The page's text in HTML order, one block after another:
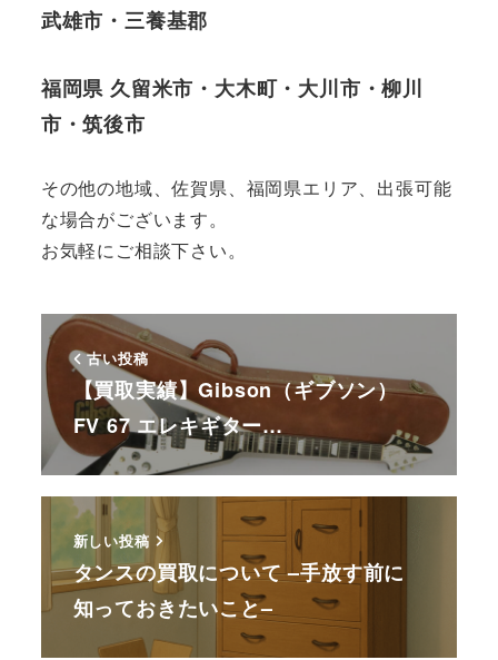
武雄市・三養基郡
福岡県 久留米市・大木町・大川市・柳川
市・筑後市
その他の地域、佐賀県、福岡県エリア、出張可能
な場合がございます。
お気軽にご相談下さい。
古い投稿
【買取実績】Gibson（ギブソン）
FV 67 エレキギター…
新しい投稿
タンスの買取について –手放す前に
知っておきたいこと–